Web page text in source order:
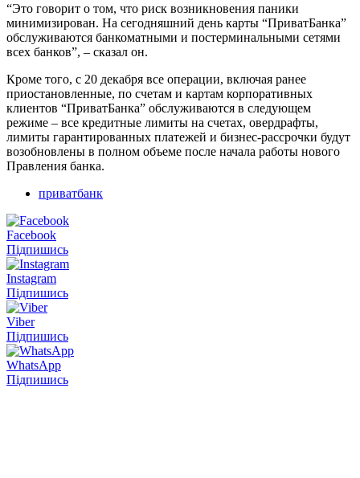
“Это говорит о том, что риск возникновения паники
минимизирован. На сегодняшний день карты “ПриватБанка”
обслуживаются банкоматными и постерминальными сетями
всех банков”, – сказал он.
Кроме того, с 20 декабря все операции, включая ранее
приостановленные, по счетам и картам корпоративных
клиентов “ПриватБанка” обслуживаются в следующем
режиме – все кредитные лимиты на счетах, овердрафты,
лимиты гарантированных платежей и бизнес-рассрочки будут
возобновлены в полном объеме после начала работы нового
Правления банка.
приватбанк
Facebook
Підпишись
Instagram
Підпишись
Viber
Підпишись
WhatsApp
Підпишись